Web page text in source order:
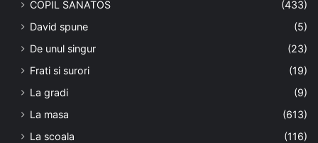
COPIL SANATOS
(433)
David spune
(5)
De unul singur
(23)
Frati si surori
(19)
La gradi
(9)
La masa
(613)
La scoala
(116)